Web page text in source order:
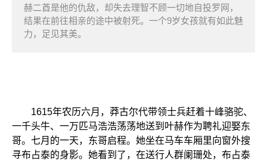
赫二酋是他的仇敌，却失去理智不顾一切地自投罗网，
结果在前往相亲的途中被射死。一个9岁女孩就有如此魅
力，足见其美。
1615年农历六月，莽古尔代带领士兵赶着十峰骆驼、
一千头牛、一万匹马浩浩荡荡地送到叶赫作为聘礼迎娶东
哥。七月的一天，东哥启程。她坐在马车车厢里向窗外搜
寻布占泰的身影。她看到了，在送行人群阑珊处，布占泰